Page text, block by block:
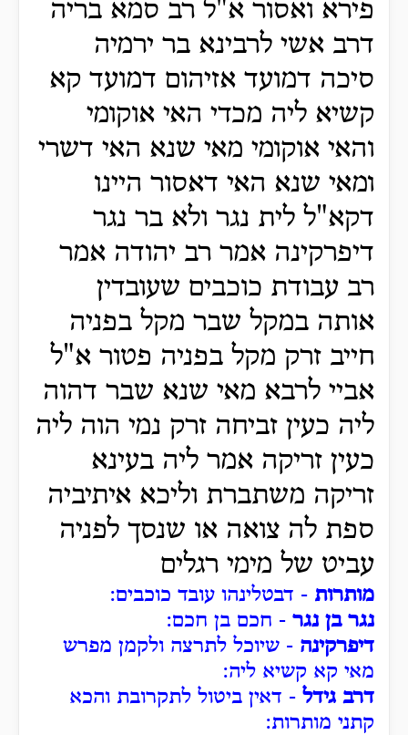
פירא ואסור א"ל רב סמא בריה
דרב אשי לרבינא בר ירמיה
סיכה דמועד אזיהום דמועד קא
קשיא ליה מכדי האי אוקומי
והאי אוקומי מאי שנא האי דשרי
ומאי שנא האי דאסור היינו
דקא"ל לית נגר ולא בר נגר
דיפרקינה אמר רב יהודה אמר
רב עבודת כוכבים שעובדין
אותה במקל שבר מקל בפניה
חייב זרק מקל בפניה פטור א"ל
אביי לרבא מאי שנא שבר דהוה
ליה כעין זביחה זרק נמי הוה ליה
כעין זריקה אמר ליה בעינא
זריקה משתברת וליכא איתיביה
ספת לה צואה או שנסך לפניה
עביט של מימי רגלים
מותרות - דבטלינהו עובד כוכבים:
נגר בן נגר - חכם בן חכם:
דיפרקינה - שיוכל לתרצה ולקמן מפרש
מאי קא קשיא ליה:
דרב גידל - דאין ביטול לתקרובת והכא
קתני מותרות: